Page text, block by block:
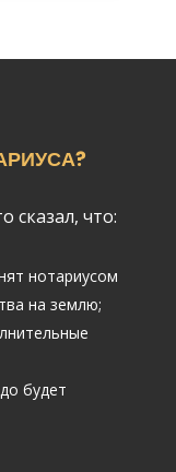
сказал, что:
нотариусом
на землю;
будет